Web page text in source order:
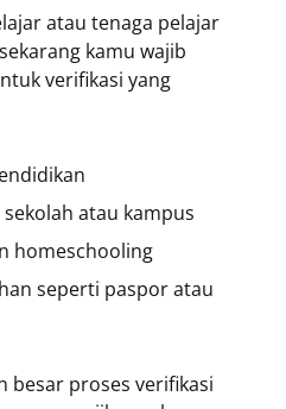
atau tenaga pelajar
kamu wajib
verifikasi yang
atau kampus
homeschooling
seperti paspor atau
besar proses verifikasi